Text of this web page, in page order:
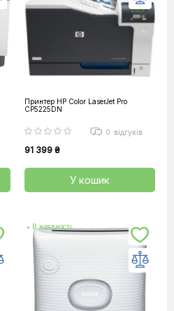
Принтер HP Color LaserJet Pro
CP5225DN
0 відгуків
91 399 ₴
У кошик
• В наявності